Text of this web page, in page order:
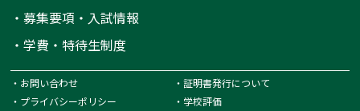
・募集要項・入試情報
・学費・特待生制度
・ お問い合わせ ・ 証明書発行について
・ プライバシーポリシー ・ 学校評価